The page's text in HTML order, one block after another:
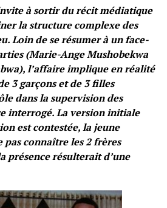
à sortir du récit médiatique
la structure complexe des
Loin de se résumer à un face-
(Marie-Ange Mushobekwa
l’affaire implique en réalité
3 garçons et de 3 filles
dans la supervision des
interrogé. La version initiale
est contestée, la jeune
connaître les 2 frères
présence résulterait d’une